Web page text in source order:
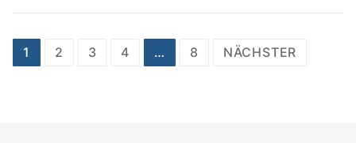
Seitennummerierung
1 2 3 4 … 8 NÄCHSTER